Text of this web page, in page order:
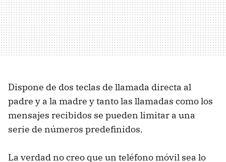
Dispone de dos teclas de llamada directa al
padre y a la madre y tanto las llamadas como los
mensajes recibidos se pueden limitar a una
serie de números predefinidos.
La verdad no creo que un teléfono móvil sea lo